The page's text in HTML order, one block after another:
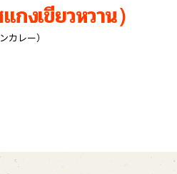
แกงเขียวหวาน）
カレー）